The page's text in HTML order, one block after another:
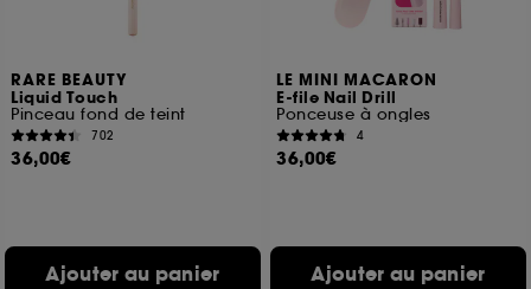
RARE BEAUTY
Liquid Touch
Pinceau fond de teint
702
36,00€
Ajouter au panier
LE MINI MACARON
E-file Nail Drill
Ponceuse à ongles
4
36,00€
Ajouter au panier